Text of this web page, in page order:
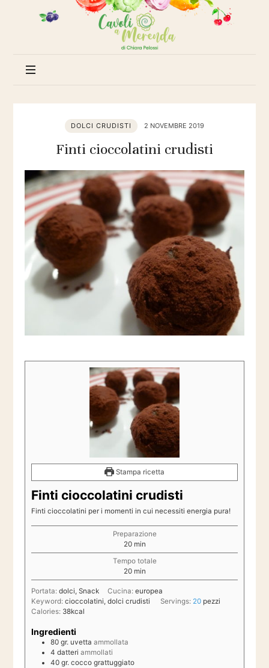
DOLCI CRUDISTI 2 NOVEMBRE 2019
Finti cioccolatini crudisti
Stampa ricetta
Finti cioccolatini crudisti
Finti cioccolatini per i momenti in cui necessiti energia pura!
Preparazione
20minuti
min
Tempo totale
20minuti
min
Portata: dolci, Snack Cucina: europea
Keyword: cioccolatini, dolci crudisti Servings: 20 pezzi
Calories: 38kcal
Ingredienti
80 gr. uvetta ammollata
4 datteri ammollati
40 gr. cocco grattuggiato